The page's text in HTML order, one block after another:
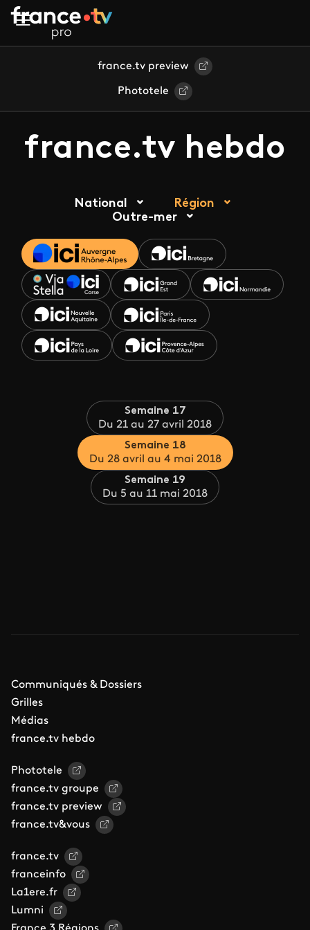
Aller au contenu principal
france.tv preview
Phototele
france.tv hebdo
National
Région
Outre-mer
Semaine 17
Du 21 au 27 avril 2018
Semaine 18
Du 28 avril au 4 mai 2018
Semaine 19
Du 5 au 11 mai 2018
Communiqués & Dossiers
Grilles
Médias
france.tv hebdo
Phototele
france.tv groupe
france.tv preview
france.tv&vous
france.tv
franceinfo
La1ere.fr
Lumni